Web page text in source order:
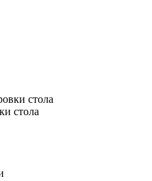
стола
стола